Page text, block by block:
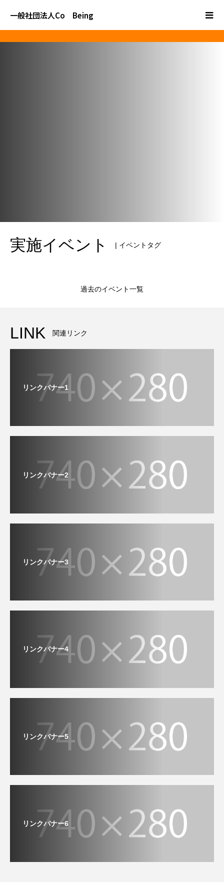
一般社団法人Co Being
実施イベント | イベントタグ
過去のイベント一覧
LINK 関連リンク
リンクバナー1
リンクバナー2
リンクバナー3
リンクバナー4
リンクバナー5
リンクバナー6